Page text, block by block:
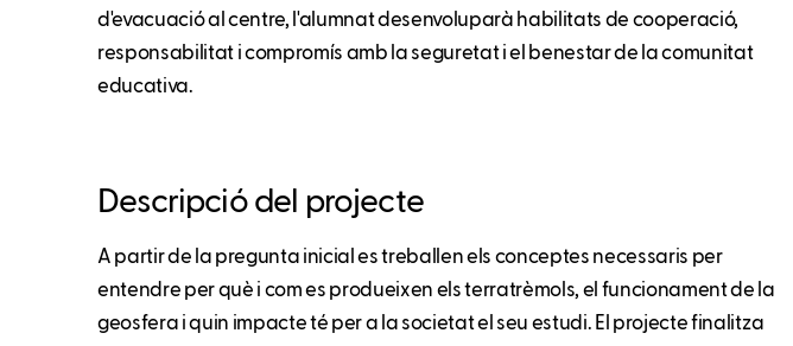
d'evacuació al centre, l'alumnat desenvoluparà habilitats de cooperació,
responsabilitat i compromís amb la seguretat i el benestar de la comunitat
educativa.
Descripció del projecte
A partir de la pregunta inicial es treballen els conceptes necessaris per
entendre per què i com es produeixen els terratrèmols, el funcionament de la
geosfera i quin impacte té per a la societat el seu estudi. El projecte finalitza